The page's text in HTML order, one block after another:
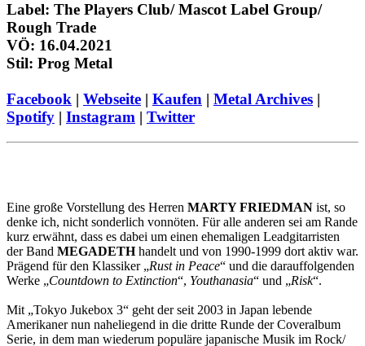
Label: The Players Club/ Mascot Label Group/
Rough Trade
VÖ: 16.04.2021
Stil: Prog Metal
Facebook | Webseite | Kaufen | Metal Archives |
Spotify | Instagram | Twitter
Eine große Vorstellung des Herren MARTY FRIEDMAN ist, so
denke ich, nicht sonderlich vonnöten. Für alle anderen sei am Rande
kurz erwähnt, dass es dabei um einen ehemaligen Leadgitarristen
der Band MEGADETHhandelt und von 1990-1999 dort aktiv war.
Prägend für den Klassiker „Rust in Peace“ und die darauffolgenden
Werke „Countdown to Extinction“, Youthanasia“ und „Risk“.
Mit „Tokyo Jukebox 3“ geht der seit 2003 in Japan lebende
Amerikaner nun naheliegend in die dritte Runde der Coveralbum
Serie, in dem man wiederum populäre japanische Musik im Rock/